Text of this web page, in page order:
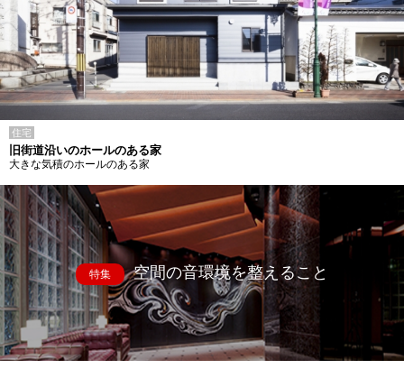
住宅
旧街道沿いのホールのある家
大きな気積のホールのある家
特集 空間の音環境を整えること